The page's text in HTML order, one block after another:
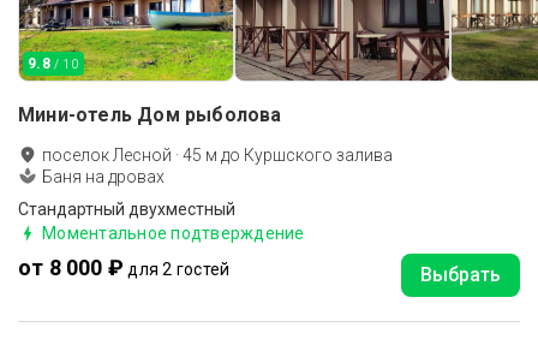
9.8 / 10
Мини-отель Дом рыболова
поселок Лесной ·45 м до Куршского залива
Баня на дровах
Стандартный двухместный
Моментальное подтверждение
от 8 000 ₽ для 2 гостей Выбрать